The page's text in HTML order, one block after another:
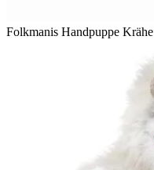
Folkmanis Handpuppe Krähe